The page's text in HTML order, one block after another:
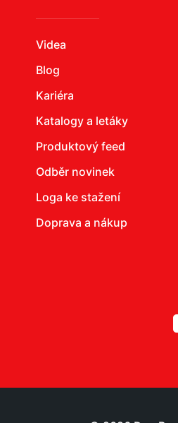
Videa
Blog
Kariéra
Katalogy a letáky
Produktový feed
Odběr novinek
Loga ke stažení
Doprava a nákup